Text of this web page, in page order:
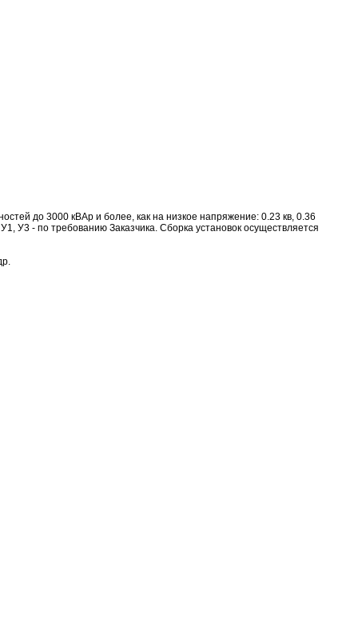
до 3000 кВАр и более, как на низкое напряжение: 0.23 кв, 0.36
У3 - по требованию Заказчика. Сборка установок осуществляется